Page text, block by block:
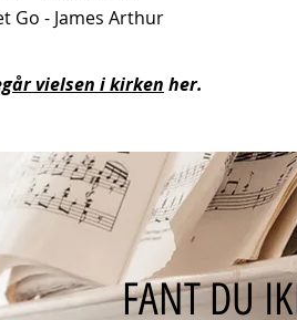
Go - James Arthur
vielsen i kirken her.
FANT DU